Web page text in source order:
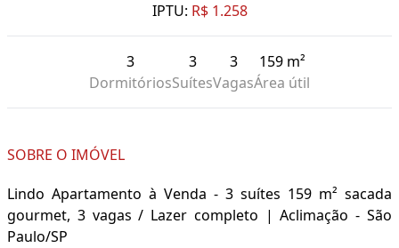
IPTU: R$ 1.258
3
Dormitórios
3
Suítes
3
Vagas
159 m²
Área útil
SOBRE O IMÓVEL
Lindo Apartamento à Venda - 3 suítes 159 m² sacada
gourmet, 3 vagas / Lazer completo | Aclimação - São
Paulo/SP